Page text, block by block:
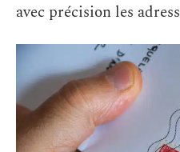
avec précision les